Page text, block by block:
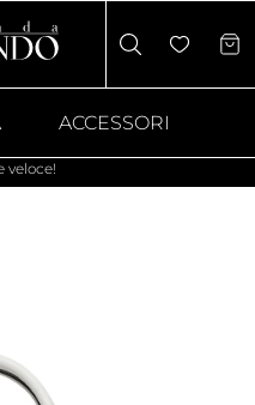
ACCESSORI
veloce!